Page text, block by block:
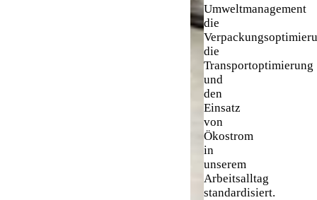
Umweltmanagement
die
die
Transportoptimierung
und
den
Einsatz
von
Ökostrom
in
unserem
Arbeitsalltag
standardisiert.